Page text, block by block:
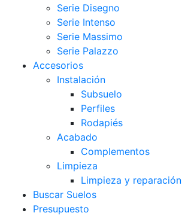
Serie Disegno
Serie Intenso
Serie Massimo
Serie Palazzo
Accesorios
Instalación
Subsuelo
Perfiles
Rodapiés
Acabado
Complementos
Limpieza
Limpieza y reparación
Buscar Suelos
Presupuesto